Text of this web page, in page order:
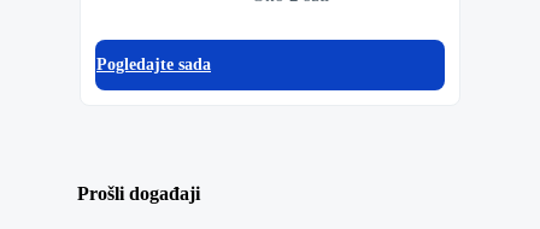
Pogledajte sada
Prošli događaji